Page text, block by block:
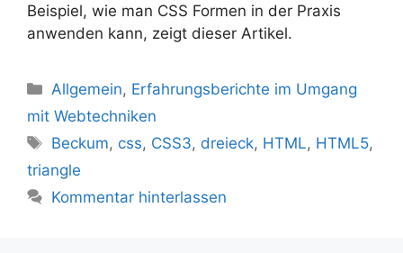
Beispiel, wie man CSS Formen in der Praxis
anwenden kann, zeigt dieser Artikel.
Kategorien
Allgemein, Erfahrungsberichte im Umgang
mit Webtechniken
Schlagwörter
Beckum, css, CSS3, dreieck, HTML, HTML5,
triangle
Kommentar hinterlassen